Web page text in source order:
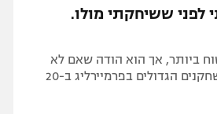
לפני ששיחקתי מולו.
ביותר, אך הוא הודה שאם לא
היה פורש היה נאלץ להתמודד עם "אחד השחקנים הגדולים בפרמיירליג ב-20